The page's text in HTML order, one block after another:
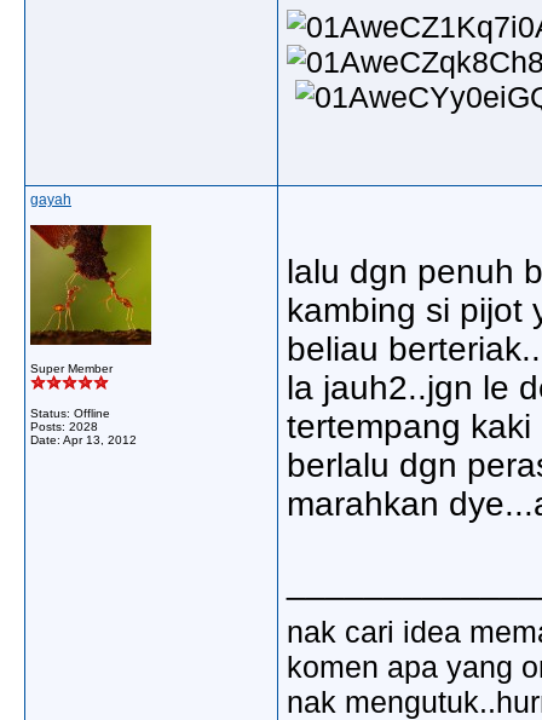
gayah
Super Member
Status: Offline
Posts: 2028
Date: Apr 13, 2012
lalu dgn penuh
kambing si pijot
beliau
la jauh2..jgn le
tertempang
berlalu dgn
marahkan
nak cari idea
komen apa yang
nak